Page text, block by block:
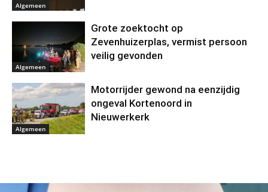
Algemeen
Algemeen
Grote zoektocht op
Zevenhuizerplas, vermist persoon
veilig gevonden
Algemeen
Motorrijder gewond na eenzijdig
ongeval Kortenoord in
Nieuwerkerk